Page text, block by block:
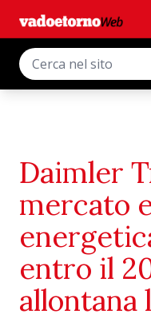
Daimler
mercato
entro il
allontana